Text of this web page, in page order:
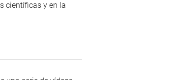
científicas y en la